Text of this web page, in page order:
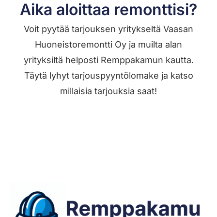
Aika aloittaa remonttisi?
Voit pyytää tarjouksen yritykseltä Vaasan
Huoneistoremontti Oy ja muilta alan
yrityksiltä helposti Remppakamun kautta.
Täytä lyhyt tarjouspyyntölomake ja katso
millaisia tarjouksia saat!